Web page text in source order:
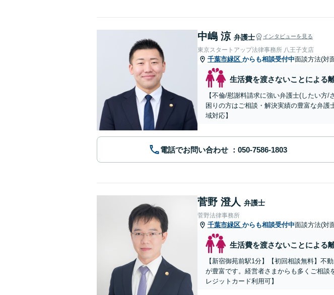
中嶋 涼 弁護士 インタビューを見る
東京スタートアップ法律事務所 八王子支店
千葉市緑区 からも相談受付中面談方法(対
生活費を渡さないことによる
【不倫/慰謝料請求に強い弁護士(したい方
困りの方はご相談・解決実績の豊富な弁
域対応】
電話でお問い合わせ
菅野 澄人 弁護士
菅野法律事務所
千葉市緑区 からも相談受付中面談方法(対
生活費を渡さないことによる
【新宿御苑前駅1分】【初回相談無料】不
が豊富です。経営者さまからも多くご相談
レジットカード利用可】